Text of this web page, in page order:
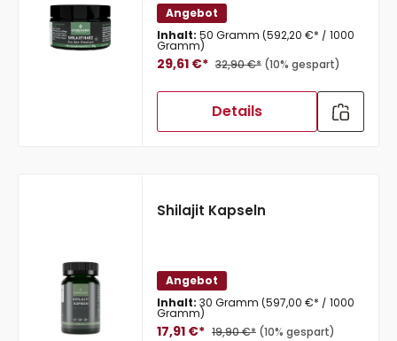
Angebot
Inhalt: 50 Gramm (592,20 €* / 1000
Gramm)
29,61 €* 32,90 €* (10% gespart)
Details
Shilajit Kapseln
Angebot
Inhalt: 30 Gramm (597,00 €* / 1000
Gramm)
17,91 €* 19,90 €* (10% gespart)